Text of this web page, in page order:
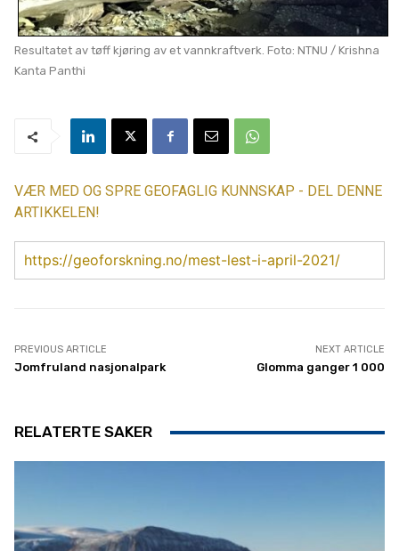
Resultatet av tøff kjøring av et vannkraftverk. Foto: NTNU / Krishna
Kanta Panthi
VÆR MED OG SPRE GEOFAGLIG KUNNSKAP - DEL DENNE
ARTIKKELEN!
https://geoforskning.no/mest-lest-i-april-2021/
PREVIOUS ARTICLE
Jomfruland nasjonalpark
NEXT ARTICLE
Glomma ganger 1 000
RELATERTE SAKER